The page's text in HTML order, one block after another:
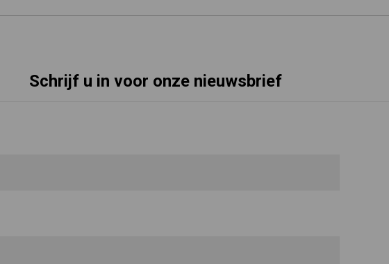
Schrijf u in voor onze nieuwsbrief